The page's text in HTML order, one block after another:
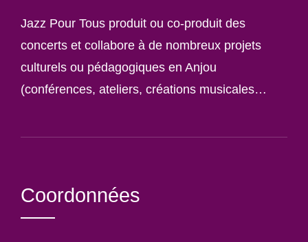
Jazz Pour Tous produit ou co-produit des
concerts et collabore à de nombreux projets
culturels ou pédagogiques en Anjou
(conférences, ateliers, créations musicales…
Coordonnées